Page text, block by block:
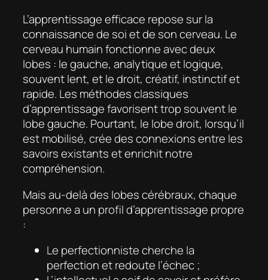
L’apprentissage efficace repose sur la
connaissance de soi et de son cerveau. Le
cerveau humain fonctionne avec deux
lobes : le gauche, analytique et logique,
souvent lent, et le droit, créatif, instinctif et
rapide. Les méthodes classiques
d’apprentissage favorisent trop souvent le
lobe gauche. Pourtant, le lobe droit, lorsqu’il
est mobilisé, crée des connexions entre les
savoirs existants et enrichit notre
compréhension.
Mais au-delà des lobes cérébraux, chaque
personne a un profil d’apprentissage propre
:
Le perfectionniste cherche la
perfection et redoute l’échec ;